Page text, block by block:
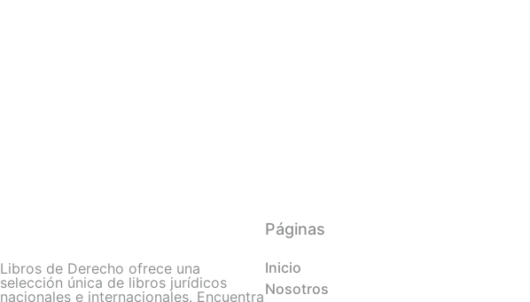
Libros de Derecho ofrece una
selección única de libros jurídicos
nacionales e internacionales. Encuentra
Páginas
Inicio
Nosotros